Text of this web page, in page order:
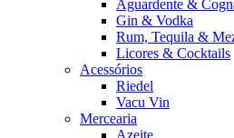
Aguardente &
Gin & Vodka
Rum, Tequila &
Licores & Cocktails
Acessórios
Riedel
Vacu Vin
Mercearia
Azeite